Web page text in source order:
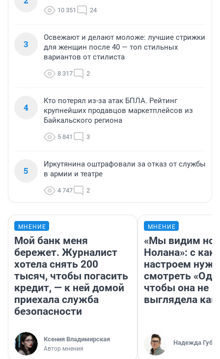
10 351 24
3
Освежают и делают моложе: лучшие стрижки
для женщин после 40 — топ стильных
вариантов от стилиста
8 317 2
4
Кто потерял из-за атак БПЛА. Рейтинг
крупнейших продавцов маркетплейсов из
Байкальского региона
5 841 3
5
Иркутянина оштрафовали за отказ от службы
в армии и театре
4 747 2
МНЕНИЕ
Мой банк меня
бережет. Журналист
хотела снять 200
тысяч, чтобы погасить
кредит, — к ней домой
приехала служба
безопасности
Ксения Владимирская
Автор мнения
МНЕНИЕ
«Мы видим
Нолана»: с
настроем
смотреть
чтобы она не
выглядела как
Надежда